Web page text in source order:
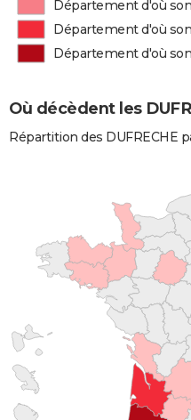
Département d'où
Département d'où
Département d'où
Où décèdent les
Répartition des DUFRECHE